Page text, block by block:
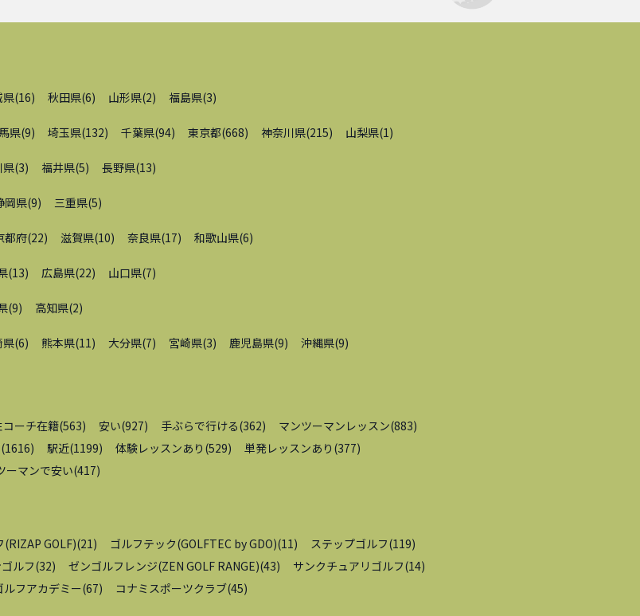
県(16) 秋田県(6) 山形県(2) 福島県(3)
県(9) 埼玉県(132) 千葉県(94) 東京都(668) 神奈川県(215) 山梨県(1)
県(3) 福井県(5) 長野県(13)
岡県(9) 三重県(5)
都府(22) 滋賀県(10) 奈良県(17) 和歌山県(6)
(13) 広島県(22) 山口県(7)
(9) 高知県(2)
県(6) 熊本県(11) 大分県(7) 宮崎県(3) 鹿児島県(9) 沖縄県(9)
コーチ在籍(563) 安い(927) 手ぶらで行ける(362) マンツーマンレッスン(883)
(1616) 駅近(1199) 体験レッスンあり (529) 単発レッスンあり (377)
ーマンで安い(417)
GOLF)(21) ゴルフテック(GOLFTEC by GDO)(11) ステップゴルフ(119)
ルフ(32) ゼンゴルフレンジ(ZEN GOLF RANGE)(43) サンクチュアリゴルフ(14)
ルフアカデミー(67) コナミスポーツクラブ(45)